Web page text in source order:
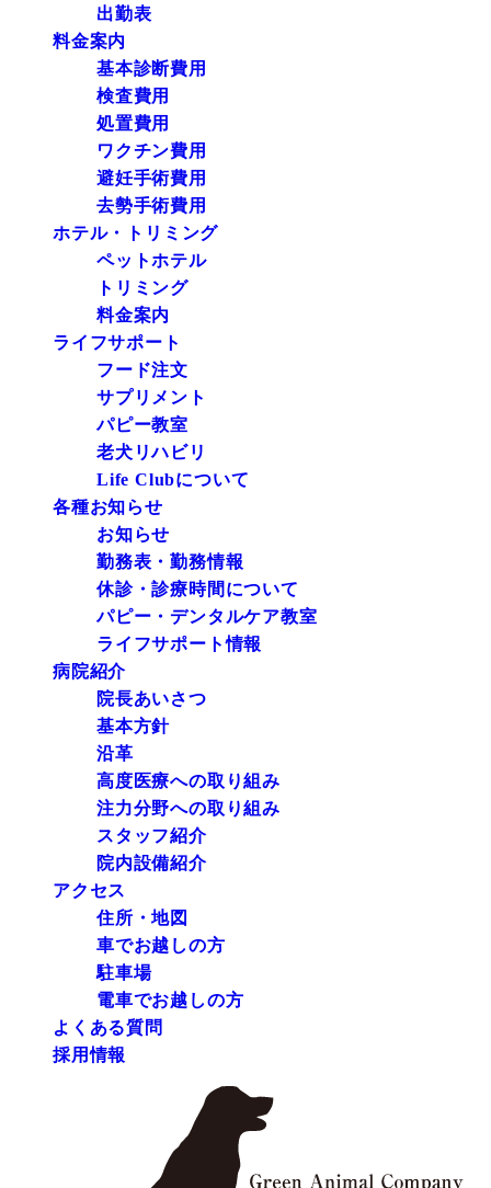
出勤表
料金案内
基本診断費用
検査費用
処置費用
ワクチン費用
避妊手術費用
去勢手術費用
ホテル・トリミング
ペットホテル
トリミング
料金案内
ライフサポート
フード注文
サプリメント
パピー教室
老犬リハビリ
Life Clubについて
各種お知らせ
お知らせ
勤務表・勤務情報
休診・診療時間について
パピー・デンタルケア教室
ライフサポート情報
病院紹介
院長あいさつ
基本方針
沿革
高度医療への取り組み
注力分野への取り組み
スタッフ紹介
院内設備紹介
アクセス
住所・地図
車でお越しの方
駐車場
電車でお越しの方
よくある質問
採用情報